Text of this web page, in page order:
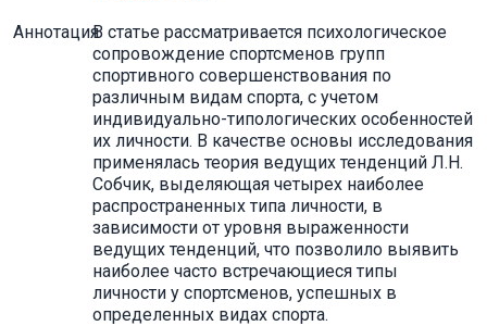
АннотацияВ статье рассматривается психологическое
сопровождение спортсменов групп
спортивного совершенствования по
различным видам спорта, с учетом
индивидуально-типологических особенностей
их личности. В качестве основы исследования
применялась теория ведущих тенденций Л.Н.
Собчик, выделяющая четырех наиболее
распространенных типа личности, в
зависимости от уровня выраженности
ведущих тенденций, что позволило выявить
наиболее часто встречающиеся типы
личности у спортсменов, успешных в
определенных видах спорта.